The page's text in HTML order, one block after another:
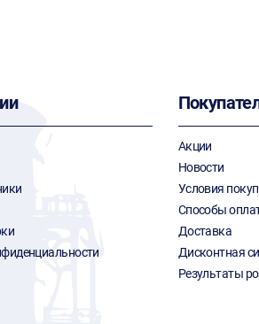
Акции
Новости
Условия
Способы
Доставка
Дисконтная
Результаты